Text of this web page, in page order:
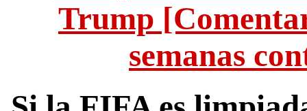
Trump
semanas